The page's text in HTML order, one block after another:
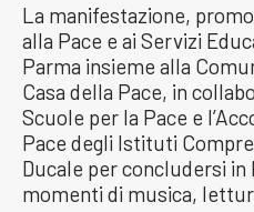
La manifestazione,
alla Pace e ai Servizi
Parma insieme alla
Casa della Pace, in
Scuole per la Pace e
Pace degli Istituti
Ducale per concludersi in
momenti di musica,